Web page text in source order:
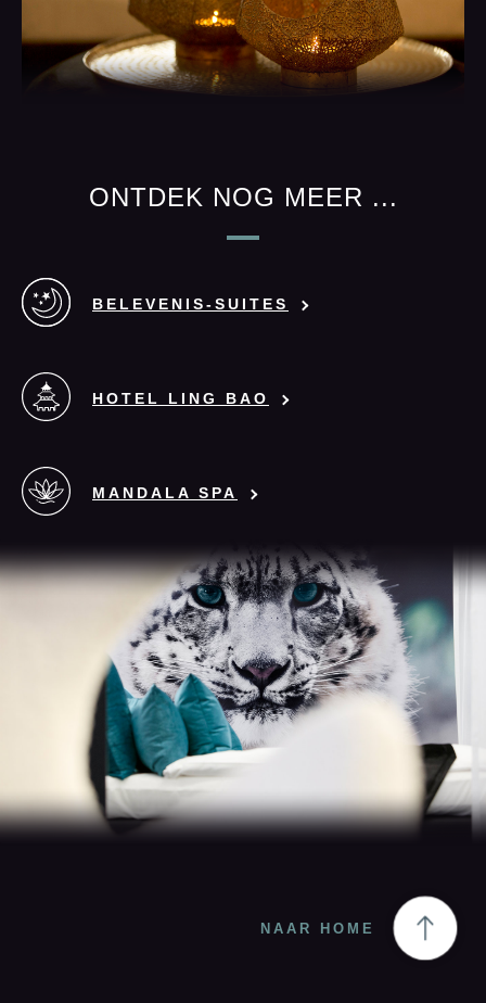
ONTDEK NOG MEER ...
BELEVENIS-SUITES
HOTEL LING BAO
MANDALA SPA
NAAR HOME